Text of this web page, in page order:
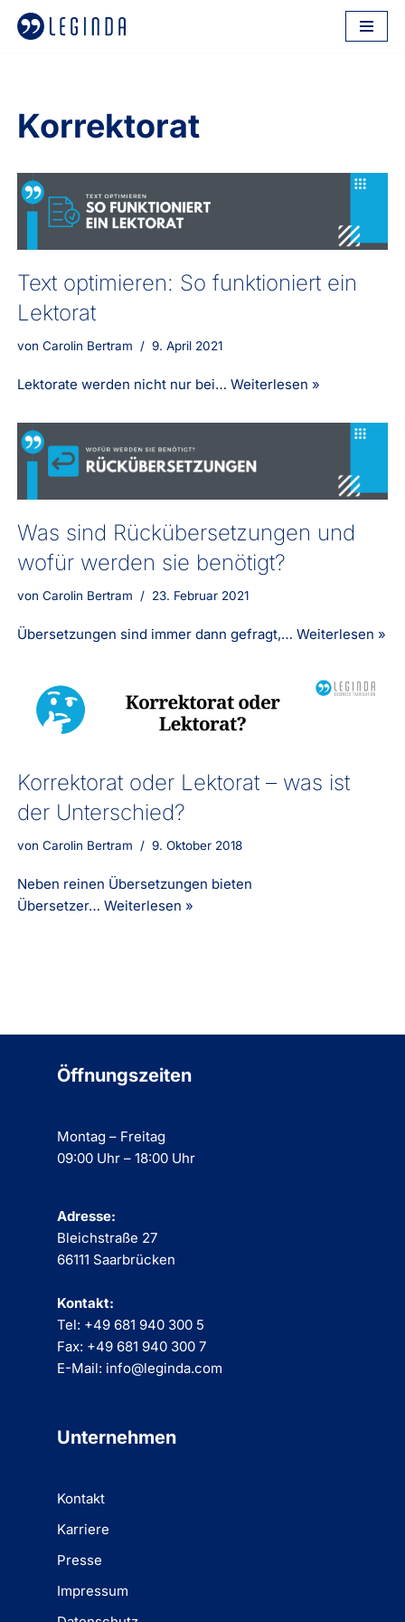
Korrektorat
Text optimieren: So funktioniert ein
Lektorat
vonCarolin Bertram 9. April 2021
Lektorate werden nicht nur bei…Weiterlesen »
Was sind Rückübersetzungen und
wofür werden sie benötigt?
vonCarolin Bertram 23. Februar 2021
Übersetzungen sind immer dann gefragt,…Weiterlesen »
Korrektorat oder Lektorat – was ist
der Unterschied?
vonCarolin Bertram 9. Oktober 2018
Neben reinen Übersetzungen bieten
Übersetzer…Weiterlesen »
Öffnungszeiten
Montag – Freitag
09:00 Uhr – 18:00 Uhr
Adresse:
Bleichstraße 27
66111 Saarbrücken
Kontakt:
Tel: +49 681 940 300 5
Fax: +49 681 940 300 7
E-Mail: info@leginda.com
Unternehmen
Kontakt
Karriere
Presse
Impressum